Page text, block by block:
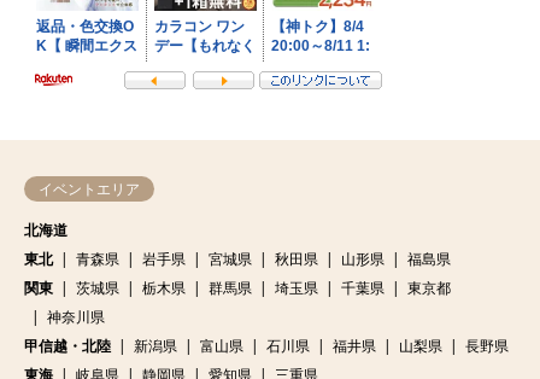
イベントエリア
北海道
東北
青森県 岩手県 宮城県 秋田県 山形県
福島県
関東
茨城県 栃木県 群馬県 埼玉県 千葉県
東京都
神奈川県
甲信越・北陸
新潟県 富山県 石川県 福井県 山梨県
長野県
東海
岐阜県 静岡県 愛知県
三重県